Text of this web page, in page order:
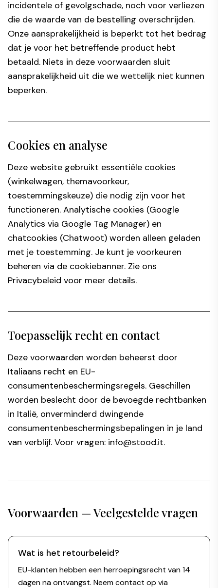
incidentele of gevolgschade, noch voor verliezen
die de waarde van de bestelling overschrijden.
Onze aansprakelijkheid is beperkt tot het bedrag
dat je voor het betreffende product hebt
betaald. Niets in deze voorwaarden sluit
aansprakelijkheid uit die we wettelijk niet kunnen
beperken.
Cookies en analyse
Deze website gebruikt essentiële cookies
(winkelwagen, themavoorkeur,
toestemmingskeuze) die nodig zijn voor het
functioneren. Analytische cookies (Google
Analytics via Google Tag Manager) en
chatcookies (Chatwoot) worden alleen geladen
met je toestemming. Je kunt je voorkeuren
beheren via de cookiebanner. Zie ons
Privacybeleid voor meer details.
Toepasselijk recht en contact
Deze voorwaarden worden beheerst door
Italiaans recht en EU-
consumentenbeschermingsregels. Geschillen
worden beslecht door de bevoegde rechtbanken
in Italië, onverminderd dwingende
consumentenbeschermingsbepalingen in je land
van verblijf. Voor vragen: info@stood.it.
Voorwaarden — Veelgestelde vragen
Wat is het retourbeleid?
EU-klanten hebben een herroepingsrecht van 14
dagen na ontvangst. Neem contact op via